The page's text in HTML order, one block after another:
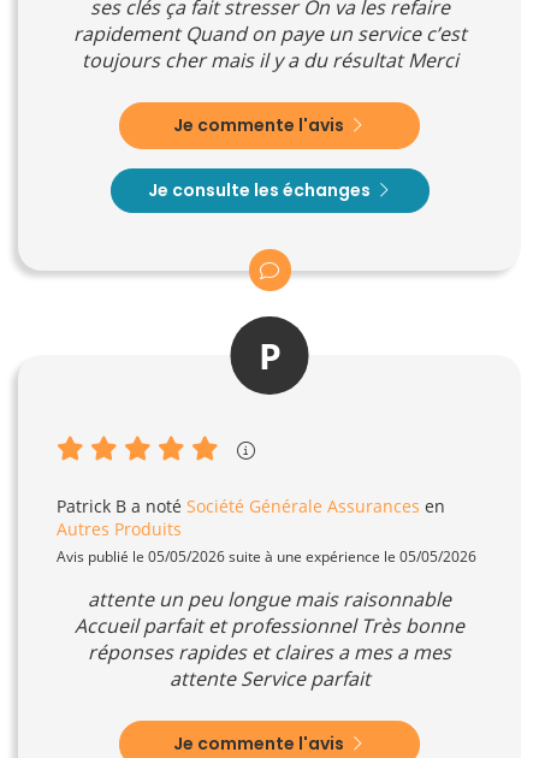
ses clés ça fait stresser On va les refaire
rapidement Quand on paye un service c’est
toujours cher mais il y a du résultat Merci
Je commente l'avis
Je consulte les échanges
P
Patrick B a noté Société Générale Assurances en
Autres Produits
Avis publié le 05/05/2026 suite à une expérience le 05/05/2026
attente un peu longue mais raisonnable
Accueil parfait et professionnel Très bonne
réponses rapides et claires a mes a mes
attente Service parfait
Je commente l'avis